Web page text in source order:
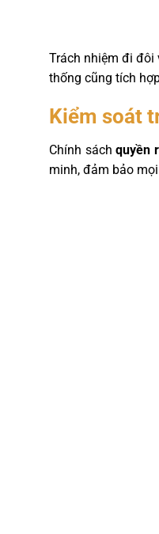
Trách nhiệm đi đôi
thống cũng tích
Kiểm soát
Chính sách quyền
minh, đảm bảo